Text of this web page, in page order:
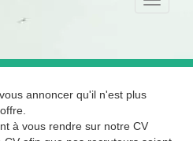
annoncer qu'il n'est plus
à vous rendre sur notre CV